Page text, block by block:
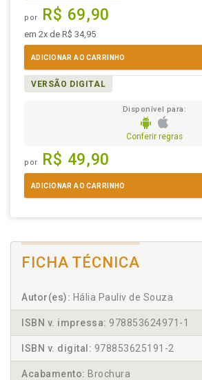
por R$ 69,90
em 2x de R$ 34,95
ADICIONAR AO CARRINHO
VERSÃO DIGITAL
Disponível para:
Conferir regras
por R$ 49,90
ADICIONAR AO CARRINHO
FICHA TÉCNICA
Autor(es): Hália Pauliv de Souza
ISBN v. impressa: 978853624971-1
ISBN v. digital: 978853625191-2
Acabamento: Brochura